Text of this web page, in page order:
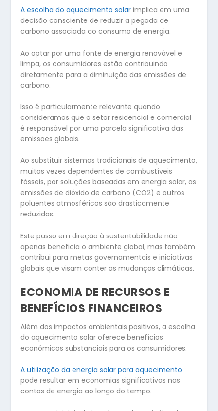
A escolha do aquecimento solar implica em uma
decisão consciente de reduzir a pegada de
carbono associada ao consumo de energia.
Ao optar por uma fonte de energia renovável e
limpa, os consumidores estão contribuindo
diretamente para a diminuição das emissões de
carbono.
Isso é particularmente relevante quando
consideramos que o setor residencial e comercial
é responsável por uma parcela significativa das
emissões globais.
Ao substituir sistemas tradicionais de aquecimento,
muitas vezes dependentes de combustíveis
fósseis, por soluções baseadas em energia solar, as
emissões de dióxido de carbono (CO2) e outros
poluentes atmosféricos são drasticamente
reduzidas.
Este passo em direção à sustentabilidade não
apenas beneficia o ambiente global, mas também
contribui para metas governamentais e iniciativas
globais que visam conter as mudanças climáticas.
ECONOMIA DE RECURSOS E
BENEFÍCIOS FINANCEIROS
Além dos impactos ambientais positivos, a escolha
do aquecimento solar oferece benefícios
econômicos substanciais para os consumidores.
A utilização da energia solar para aquecimento
pode resultar em economias significativas nas
contas de energia ao longo do tempo.